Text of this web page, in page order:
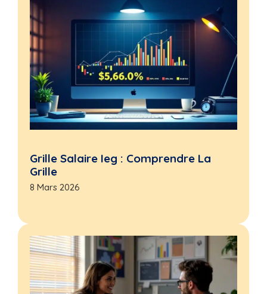
Grille Salaire Ieg : Comprendre La
Grille
8 Mars 2026